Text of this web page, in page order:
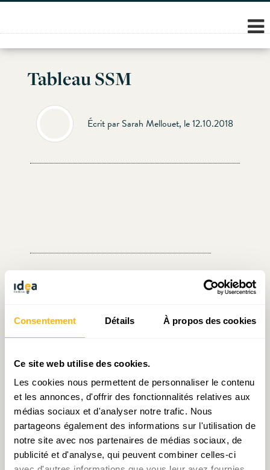
Consentement Détails À propos des cookies
Ce site web utilise des cookies.
Les cookies nous permettent de personnaliser le contenu
et les annonces, d'offrir des fonctionnalités relatives aux
médias sociaux et d'analyser notre trafic. Nous
partageons également des informations sur l'utilisation de
notre site avec nos partenaires de médias sociaux, de
publicité et d'analyse, qui peuvent combiner celles-ci
Skip
content
Tableau SSM
Écrit par Sarah Mellouet, le 12.10.2018
Prendre contact avec Sarah Mellouet
Partager: